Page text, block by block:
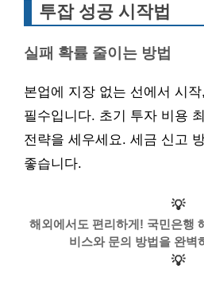
투잡 성공 시작법
실패 확률 줄이는 방법
본업에 지장 없는 선에서 시
필수입니다. 초기 투자 비용
전략을 세우세요. 세금 신고
좋습니다.
💡
해외에서도 편리하게! 국민은행
비스와 문의 방법을 완벽
💡